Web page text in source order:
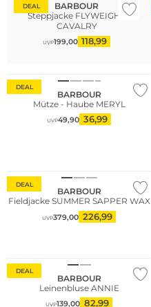
DEAL
BARBOUR
Steppjacke FLYWEIGHT
CAVALRY
UVP199,00 118,99
DEAL
BARBOUR
Mütze - Haube MERYL
UVP49,90 36,99
DEAL
BARBOUR
Fieldjacke SUMMER SAPPER WAX
UVP379,00 226,99
DEAL
BARBOUR
Leinenbluse ANNIE
UVP139,00 82,99